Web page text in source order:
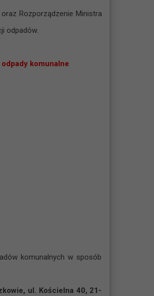
Rozporządzenie Ministra
odpadów.
odpady komunalne
komunalnych w sposób
ul. Kościelna 40, 21-